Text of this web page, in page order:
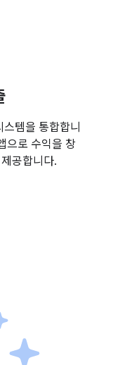
템을 통합합니
으로 수익을 창
공합니다.